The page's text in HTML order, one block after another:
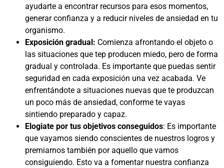
ayudarte a encontrar recursos para esos momentos,
generar confianza y a reducir niveles de ansiedad en tu
organismo.
Exposición gradual: Comienza afrontando el objeto o
las situaciones que tep producen miedo, pero de forma
gradual y controlada. Es importante que puedas sentir
seguridad en cada exposición una vez acabada. Ve
enfrentándote a situaciones nuevas que te produzcan
un poco más de ansiedad, conforme te vayas
sintiendo preparado y capaz.
Elogiate por tus objetivos conseguidos: Es importante
que vayamos siendo conscientes de nuestros logros y
premiarnos también por aquello que vamos
consiguiendo. Esto va a fomentar nuestra confianza